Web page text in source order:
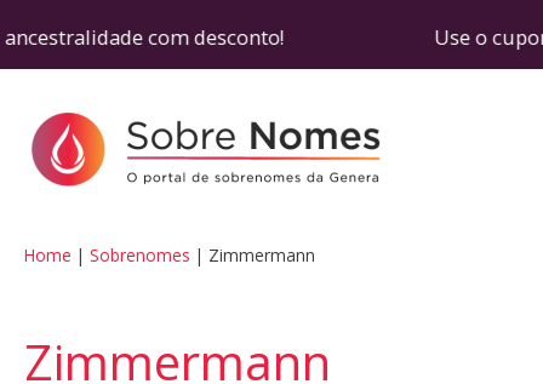
ancestralidade com desconto! Use o cupom
Home Sobrenomes Zimmermann
Zimmermann